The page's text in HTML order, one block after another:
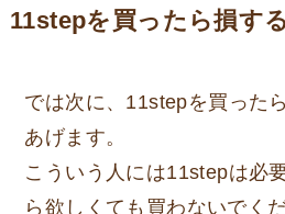
11stepを買ったら損す
では次に、11stepを買った
あげます。
こういう人には11stepは必
ら欲しくても買わないでくだ